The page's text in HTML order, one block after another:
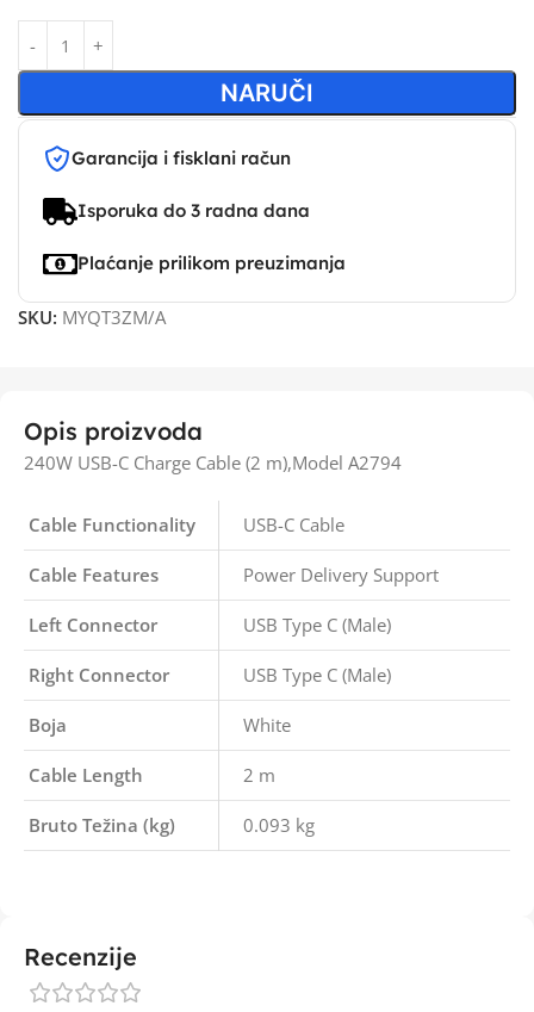
NARUČI
Garancija i fisklani račun
Isporuka do 3 radna dana
Plaćanje prilikom preuzimanja
SKU: MYQT3ZM/A
Opis proizvoda
240W USB-C Charge Cable (2 m),Model A2794
Cable Functionality USB-C Cable
Cable Features Power Delivery Support
Left Connector USB Type C (Male)
Right Connector USB Type C (Male)
Boja White
Cable Length 2 m
Bruto Težina (kg) 0.093 kg
Recenzije